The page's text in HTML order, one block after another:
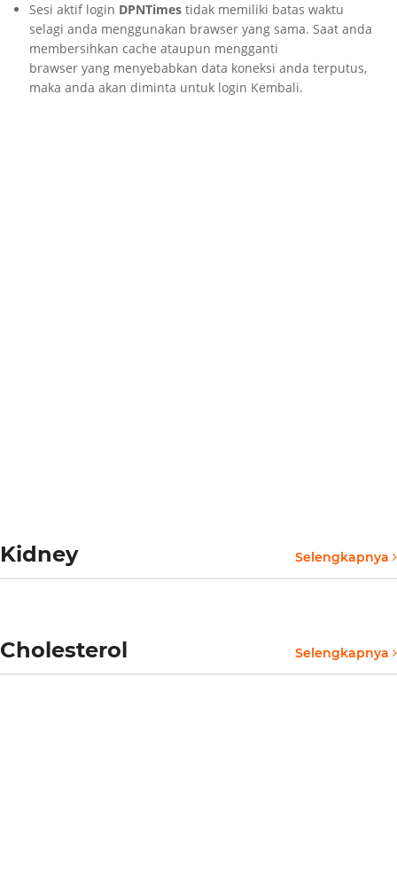
Sesi aktif login DPNTimes tidak memiliki batas waktu
selagi anda menggunakan brawser yang sama. Saat anda
membersihkan cache ataupun mengganti
brawser yang menyebabkan data koneksi anda terputus,
maka anda akan diminta untuk login Kembali.
Kidney Selengkapnya
Cholesterol Selengkapnya